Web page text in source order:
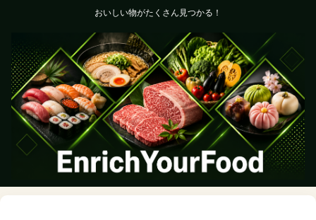
おいしい物がたくさん見つかる！